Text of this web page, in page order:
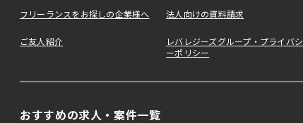
フリーランスをお探しの企業様へ 法人向けの資料請求
ご友人紹介
レバレジーズグループ・プライバシ
ーポリシー
おすすめの求人・案件一覧